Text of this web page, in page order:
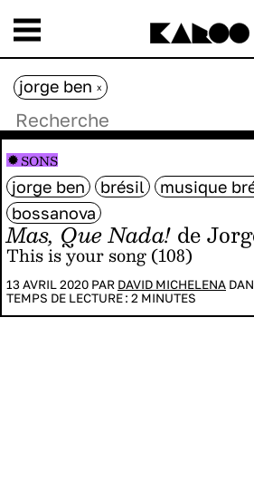
Mas, Que Nada! de
This is your song (108)
13 AVRIL 2020 PAR DAVID MICHELENA
TEMPS DE LECTURE : 2 MINUTES
jorge ben brésil
musique
bossanova
SONS
jorge ben x